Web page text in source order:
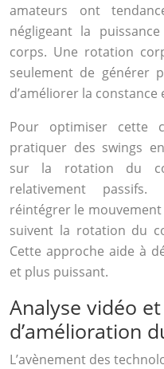
amateurs ont
négligeant la
corps. Une rotation
seulement de générer
d’améliorer la
Pour optimiser cette
pratiquer des swings
sur la rotation du
relativement
réintégrer le mouvement
suivent la rotation du
Cette approche aide à
et plus puissant.
Analyse vidéo
d’amélioration
L’avènement des